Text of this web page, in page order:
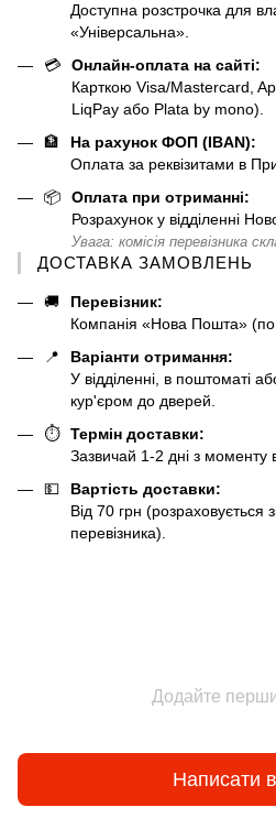
Доступна розстрочка для
«Універсальна».
💳
Онлайн-оплата на сайті:
Карткою Visa/Mastercard,
LiqPay або Plata by mono).
🏦
На рахунок ФОП (IBAN):
Оплата за реквізитами в
📦
Оплата при отриманні:
Розрахунок у відділенні
Увага: комісія перевізника
ДОСТАВКА ЗАМОВЛЕНЬ
🚚
Перевізник:
Компанія «Нова Пошта» (по
📍
Варіанти отримання:
У відділенні, в поштоматі
кур'єром до дверей.
⏱️
Термін доставки:
Зазвичай 1-2 дні з моменту
💵
Вартість доставки:
Від 70 грн (розраховується
перевізника).
Додайте
Написати